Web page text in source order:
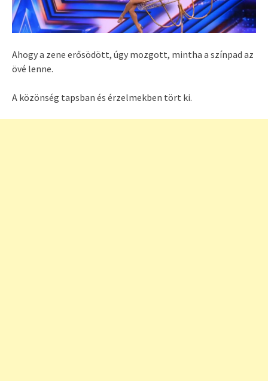
Ahogy a zene erősödött, úgy mozgott, mintha a színpad az
övé lenne.
A közönség tapsban és érzelmekben tört ki.